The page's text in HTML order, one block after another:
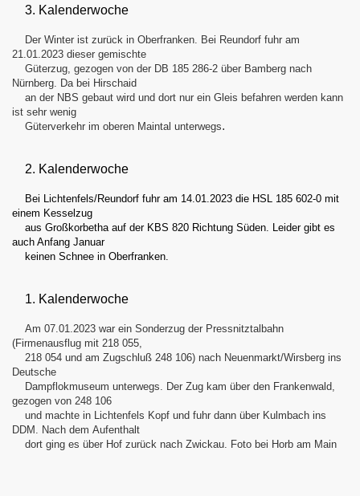
3. Kalenderwoche
Der Winter ist zurück in Oberfranken. Bei Reundorf fuhr am
21.01.2023 dieser gemischte
Güterzug, gezogen von der DB 185 286-2 über Bamberg nach
Nürnberg. Da bei Hirschaid
an der NBS gebaut wird und dort nur ein Gleis befahren werden kann
ist sehr wenig
Güterverkehr im oberen Maintal unterwegs.
2. Kalenderwoche
Bei Lichtenfels/Reundorf fuhr am 14.01.2023 die HSL 185 602-0 mit
einem Kesselzug
aus Großkorbetha auf der KBS 820 Richtung Süden. Leider gibt es
auch Anfang Januar
keinen Schnee in Oberfranken.
1. Kalenderwoche
Am 07.01.2023 war ein Sonderzug der Pressnitztalbahn
(Firmenausflug mit 218 055,
218 054 und am Zugschluß 248 106) nach Neuenmarkt/Wirsberg ins
Deutsche
Dampflokmuseum unterwegs. Der Zug kam über den Frankenwald,
gezogen von 248 106
und machte in Lichtenfels Kopf und fuhr dann über Kulmbach ins
DDM. Nach dem Aufenthalt
dort ging es über Hof zurück nach Zwickau. Foto bei Horb am Main